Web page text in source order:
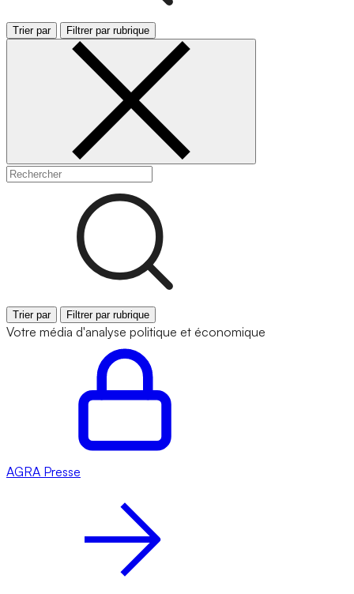
Trier par Filtrer par rubrique
Trier par Filtrer par rubrique
Votre média d'analyse politique et économique
AGRA Presse